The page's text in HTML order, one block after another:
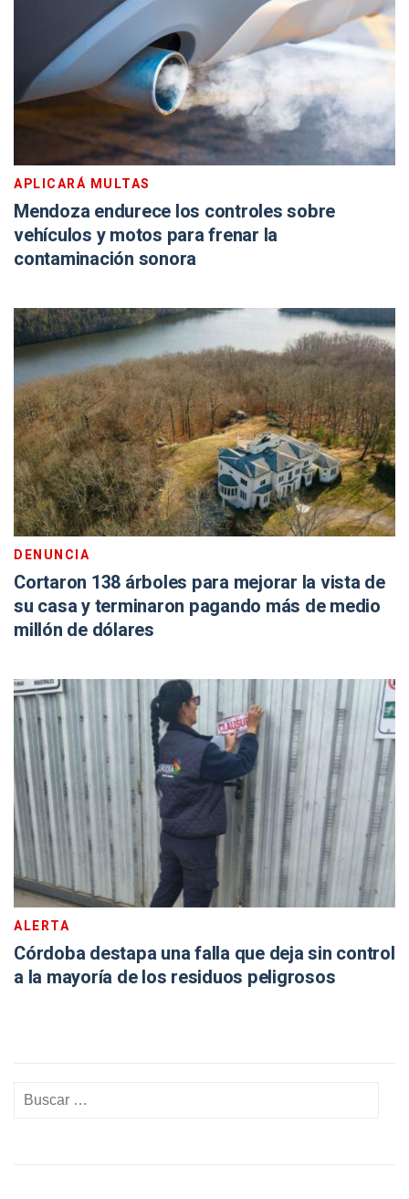
APLICARÁ MULTAS
Mendoza endurece los controles sobre
vehículos y motos para frenar la
contaminación sonora
DENUNCIA
Cortaron 138 árboles para mejorar la vista de
su casa y terminaron pagando más de medio
millón de dólares
ALERTA
Córdoba destapa una falla que deja sin control
a la mayoría de los residuos peligrosos